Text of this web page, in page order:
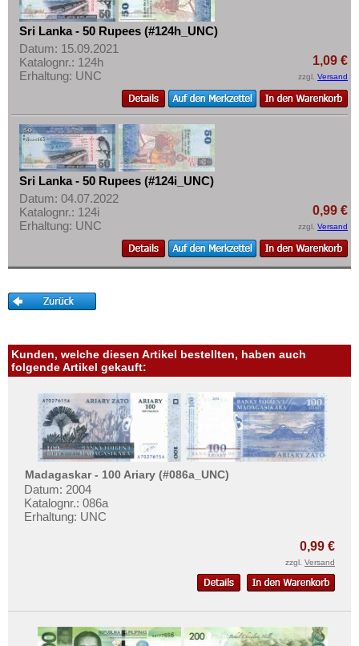
Sri Lanka - 50 Rupees (#124h_UNC)
Datum: 15.09.2021
Katalognr.: 124h
Erhaltung: UNC
1,09 €
zzgl. Versand
Sri Lanka - 50 Rupees (#124i_UNC)
Datum: 04.07.2022
Katalognr.: 124i
Erhaltung: UNC
0,99 €
zzgl. Versand
Kunden, welche diesen Artikel bestellten, haben auch
folgende Artikel gekauft:
Madagaskar - 100 Ariary (#086a_UNC)
Datum: 2004
Katalognr.: 086a
Erhaltung: UNC
0,99 €
zzgl. Versand